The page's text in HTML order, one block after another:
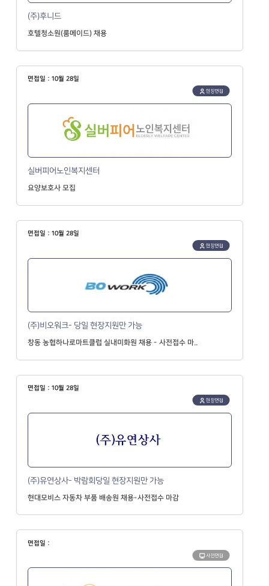
(주)후니드
호텔청소원(룸메이드) 채용
면접일 : 10월 28일
현장면접
실버피어노인복지센터
요양보호사 모집
면접일 : 10월 28일
현장면접
(주)비오워크- 당일 현장지원만 가능
창동 농협하나로마트클럽 실내미화원 채용 - 사전접수 마..
면접일 : 10월 28일
현장면접
(주)유연상사- 박람회당일 현장지원만 가능
현대모비스 자동차 부품 배송원 채용-사전접수 마감
면접일 :
사전면접